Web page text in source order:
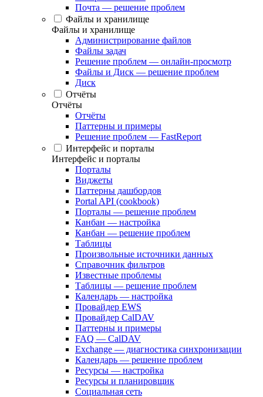
Почта — решение проблем
Файлы и хранилище
Файлы и хранилище
Администрирование файлов
Файлы задач
Решение проблем — онлайн-просмотр
Файлы и Диск — решение проблем
Диск
Отчёты
Отчёты
Отчёты
Паттерны и примеры
Решение проблем — FastReport
Интерфейс и порталы
Интерфейс и порталы
Порталы
Виджеты
Паттерны дашбордов
Portal API (cookbook)
Порталы — решение проблем
Канбан — настройка
Канбан — решение проблем
Таблицы
Произвольные источники данных
Справочник фильтров
Известные проблемы
Таблицы — решение проблем
Календарь — настройка
Провайдер EWS
Провайдер CalDAV
Паттерны и примеры
FAQ — CalDAV
Exchange — диагностика синхронизации
Календарь — решение проблем
Ресурсы — настройка
Ресурсы и планировщик
Социальная сеть